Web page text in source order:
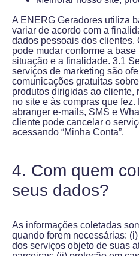
A ENERG Geradores utiliza
variar de acordo com a
dados pessoais dos clientes.
pode mudar conforme a
situação e a finalidade. 3.1
serviços de marketing são
comunicações gratuitas
produtos dirigidas ao cliente,
no site e às compras que
abranger e-mails, SMS e
cliente pode cancelar o
acessando “Minha Conta”.
4. Com quem
seus dados?
As informações coletadas
quando forem necessárias:
dos serviços objeto de suas